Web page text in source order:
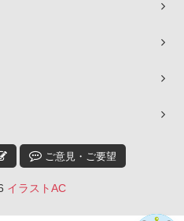
ご意見・ご要望
イラストAC